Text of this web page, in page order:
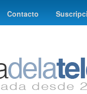
Contacto